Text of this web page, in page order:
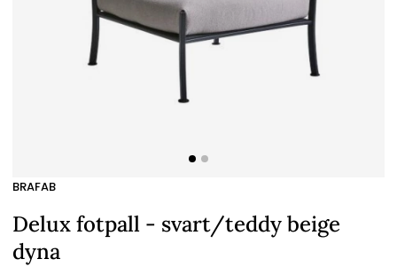
BRAFAB
Delux fotpall - svart/teddy beige
dyna